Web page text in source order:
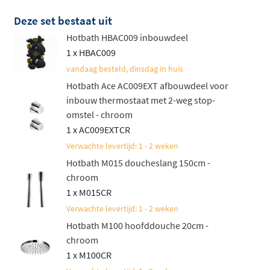
doucheset die niet alleen functioneel is, maar ook een
luxueuze uitstraling heeft die perfect past in elke
moderne badkamer. Uw dagelijkse doucheroutine
wordt er meteen een stuk aangenamer op.
Verkiest u een mengkraan boven een thermostaat?
Ontdek dan deHotbath ACE inbouw doucheset met
mengkraan
Deze set bestaat uit
Hotbath HBAC009 inbouwdeel
1 x HBAC009
vandaag besteld, dinsdag in huis
Hotbath Ace AC009EXT afbouwdeel voor
inbouw thermostaat met 2-weg stop-
omstel - chroom
1 x AC009EXTCR
Verwachte levertijd: 1 - 2 weken
Hotbath M015 doucheslang 150cm -
chroom
1 x M015CR
Verwachte levertijd: 1 - 2 weken
Hotbath M100 hoofddouche 20cm -
chroom
1 x M100CR